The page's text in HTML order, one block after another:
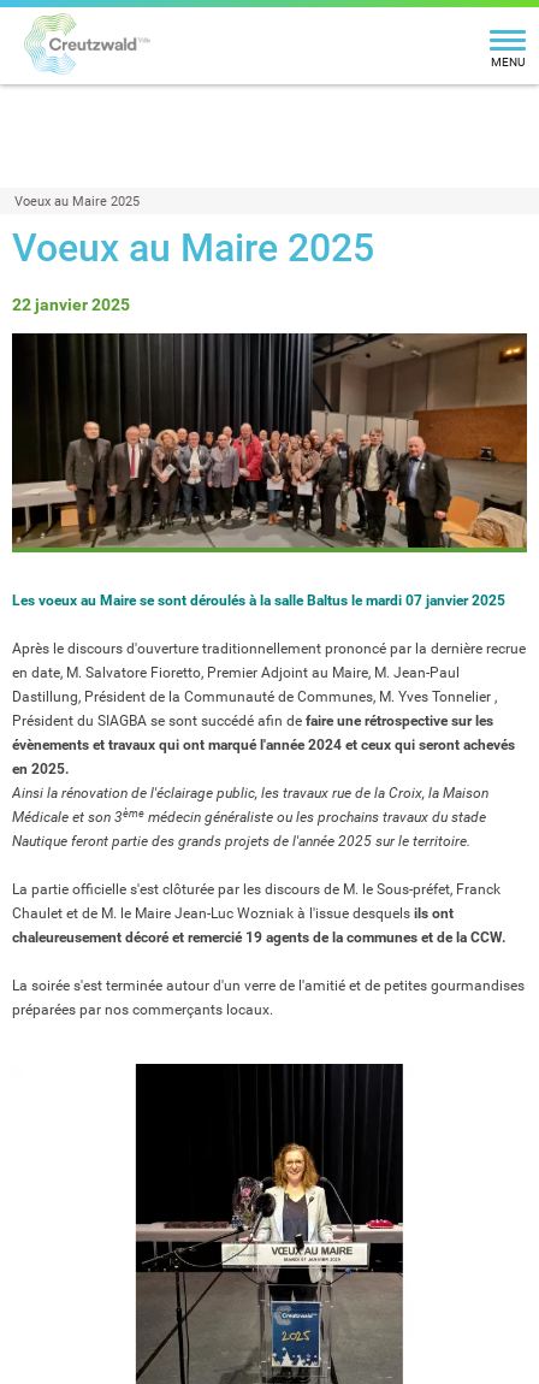
MENU
Voeux au Maire 2025
Voeux au Maire 2025
22 janvier 2025
Les voeux au Maire se sont déroulés à la salle Baltus le mardi 07 janvier 2025
Après le discours d'ouverture traditionnellement prononcé par la dernière recrue
en date, M. Salvatore Fioretto, Premier Adjoint au Maire, M. Jean-Paul
Dastillung, Président de la Communauté de Communes, M. Yves Tonnelier ,
Président du SIAGBA se sont succédé afin de faire une rétrospective sur les
évènements et travaux qui ont marqué l'année 2024 et ceux qui seront achevés
en 2025.
Ainsi la rénovation de l'éclairage public, les travaux rue de la Croix, la Maison
Médicale et son 3ème médecin généraliste ou les prochains travaux du stade
Nautique feront partie des grands projets de l'année 2025 sur le territoire.
La partie officielle s'est clôturée par les discours de M. le Sous-préfet, Franck
Chaulet et de M. le Maire Jean-Luc Wozniak à l'issue desquels ils ont
chaleureusement décoré et remercié 19 agents de la communes et de la CCW.
La soirée s'est terminée autour d'un verre de l'amitié et de petites gourmandises
préparées par nos commerçants locaux.